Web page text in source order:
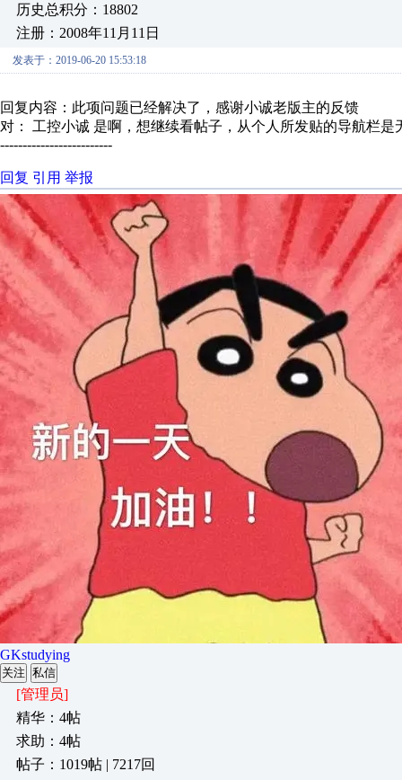
历史总积分：18802
注册：2008年11月11日
发表于：2019-06-20 15:53:18
回复内容：此项问题已经解决了，感谢小诚老版主的反馈
对： 工控小诚 是啊，想继续看帖子，从个人所发贴的导航栏是
-------------------------
回复 引用 举报
GKstudying
关注 私信
[管理员]
精华：4帖
求助：4帖
帖子：1019帖 | 7217回